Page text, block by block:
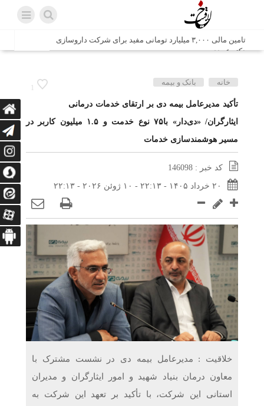
تامین مالی ۳,۰۰۰ میلیارد تومانی مفید برای شرکت داروسازی
دکتر عبیدی
شش وزیر کابینه پاکستان با حضور در سفارت ایران در اسلام
اتابک: ظرفیت های جدید همکاری‌های تجاری ایران و پاکستان با
محوریت بخش خصوصی فعال می‌شود
در مسیر جا‌مانده‌ها، دل‌ها به کربلا رسیده است
وزیر صمت خواستار پیگیری کانتینرهای ایرانی در بندر کراچی
شد / تجارت ۱۰ میلیارد دلاری ایران و پاکستان
ارتباط زائران را آسان‌تر می‌کند
زائران اربعین با کد ملی، خط تلفن ثابت رایگان با تلفن همراه
دریافت می‌کنند
غرفه‌های «نگارا» در مرزهای اربعین آماده خدمت‌رسانی به
زائران هستند
1
خانه بانک و بیمه
تأکید مدیرعامل بیمه دی بر ارتقای خدمات درمانی
ایثارگران/ «دی‌دار» با۷۵ نوع خدمت و ۱.۵ میلیون کاربر در
مسیر هوشمندسازی خدمات
کد خبر : 146098
۲۰ خرداد ۱۴۰۵ - ۲۲:۱۳ - ۱۰ ژوئن ۲۰۲۶ - ۲۲:۱۳
خلاقیت : مدیرعامل بیمه دی در نشست مشترک با
معاون درمان بنیاد شهید و امور ایثارگران و مدیران
استانی این شرکت، با تأکید بر تعهد این شرکت به